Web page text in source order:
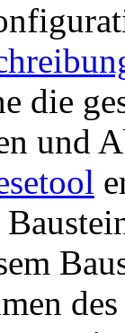
die
und